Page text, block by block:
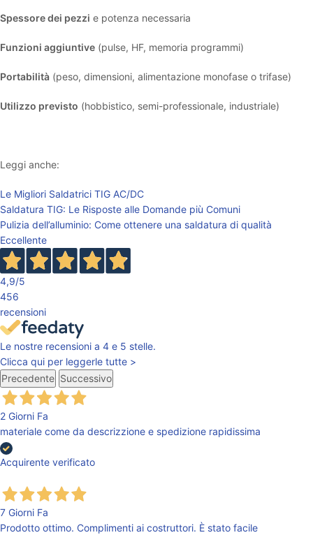
Spessore dei pezzi e potenza necessaria
Funzioni aggiuntive (pulse, HF, memoria programmi)
Portabilità (peso, dimensioni, alimentazione monofase o trifase)
Utilizzo previsto (hobbistico, semi-professionale, industriale)
Leggi anche:
Le Migliori Saldatrici TIG AC/DC
Saldatura TIG: Le Risposte alle Domande più Comuni
Pulizia dell’alluminio: Come ottenere una saldatura di qualità
Eccellente
4,9/5
456
recensioni
Le nostre recensioni a 4 e 5 stelle.
Clicca qui per leggerle tutte >
Precedente Successivo
2 Giorni Fa
materiale come da descrizzione e spedizione rapidissima
Acquirente verificato
7 Giorni Fa
Prodotto ottimo. Complimenti ai costruttori. È stato facile